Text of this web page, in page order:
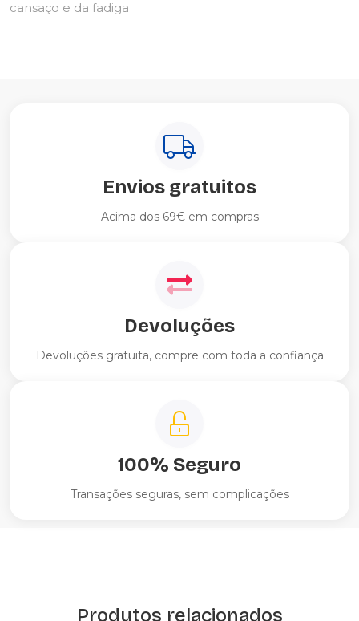
cansaço e da fadiga
Envios gratuitos
Acima dos 69€ em compras
Devoluções
Devoluções gratuita, compre com toda a confiança
100% Seguro
Transações seguras, sem complicações
Produtos relacionados